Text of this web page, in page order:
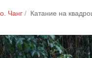
о. Чанг Катание на